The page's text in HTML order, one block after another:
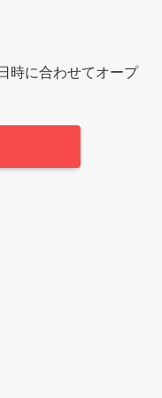
時に合わせてオープ